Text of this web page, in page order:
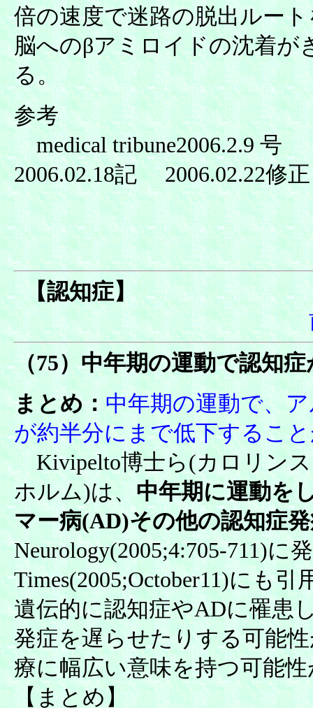
倍の速度で迷路の脱出ルー
脳へのβアミロイドの沈着が
る。
参考
medical tribune2006.2.9 号
2006.02.18記 2006.02.22修正
【認知症】
（75）中年期の運動で認知
まとめ：中年期の運動で、
が約半分にまで低下するこ
Kivipelto博士ら(カロリンス
ホルム)は、中年期に運動を
マー病(AD)その他の認知症
Neurology(2005;4:705-711)に
Times(2005;October11)にも
遺伝的に認知症やADに罹患
発症を遅らせたりする可能
療に幅広い意味を持つ可能
【まとめ】